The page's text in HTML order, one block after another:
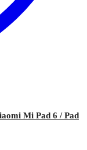
Mi Pad 6 / Pad